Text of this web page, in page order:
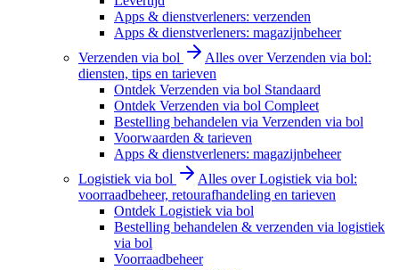
Apps & dienstverleners: verzenden
Apps & dienstverleners: magazijnbeheer
Verzenden via bol
Alles over Verzenden via bol:
diensten, tips en tarieven
Ontdek Verzenden via bol Standaard
Ontdek Verzenden via bol Compleet
Bestelling behandelen via Verzenden via bol
Voorwaarden & tarieven
Apps & dienstverleners: magazijnbeheer
Logistiek via bol
Alles over Logistiek via bol:
voorraadbeheer, retourafhandeling en tarieven
Ontdek Logistiek via bol
Bestelling behandelen & verzenden via logistiek
via bol
Voorraadbeheer